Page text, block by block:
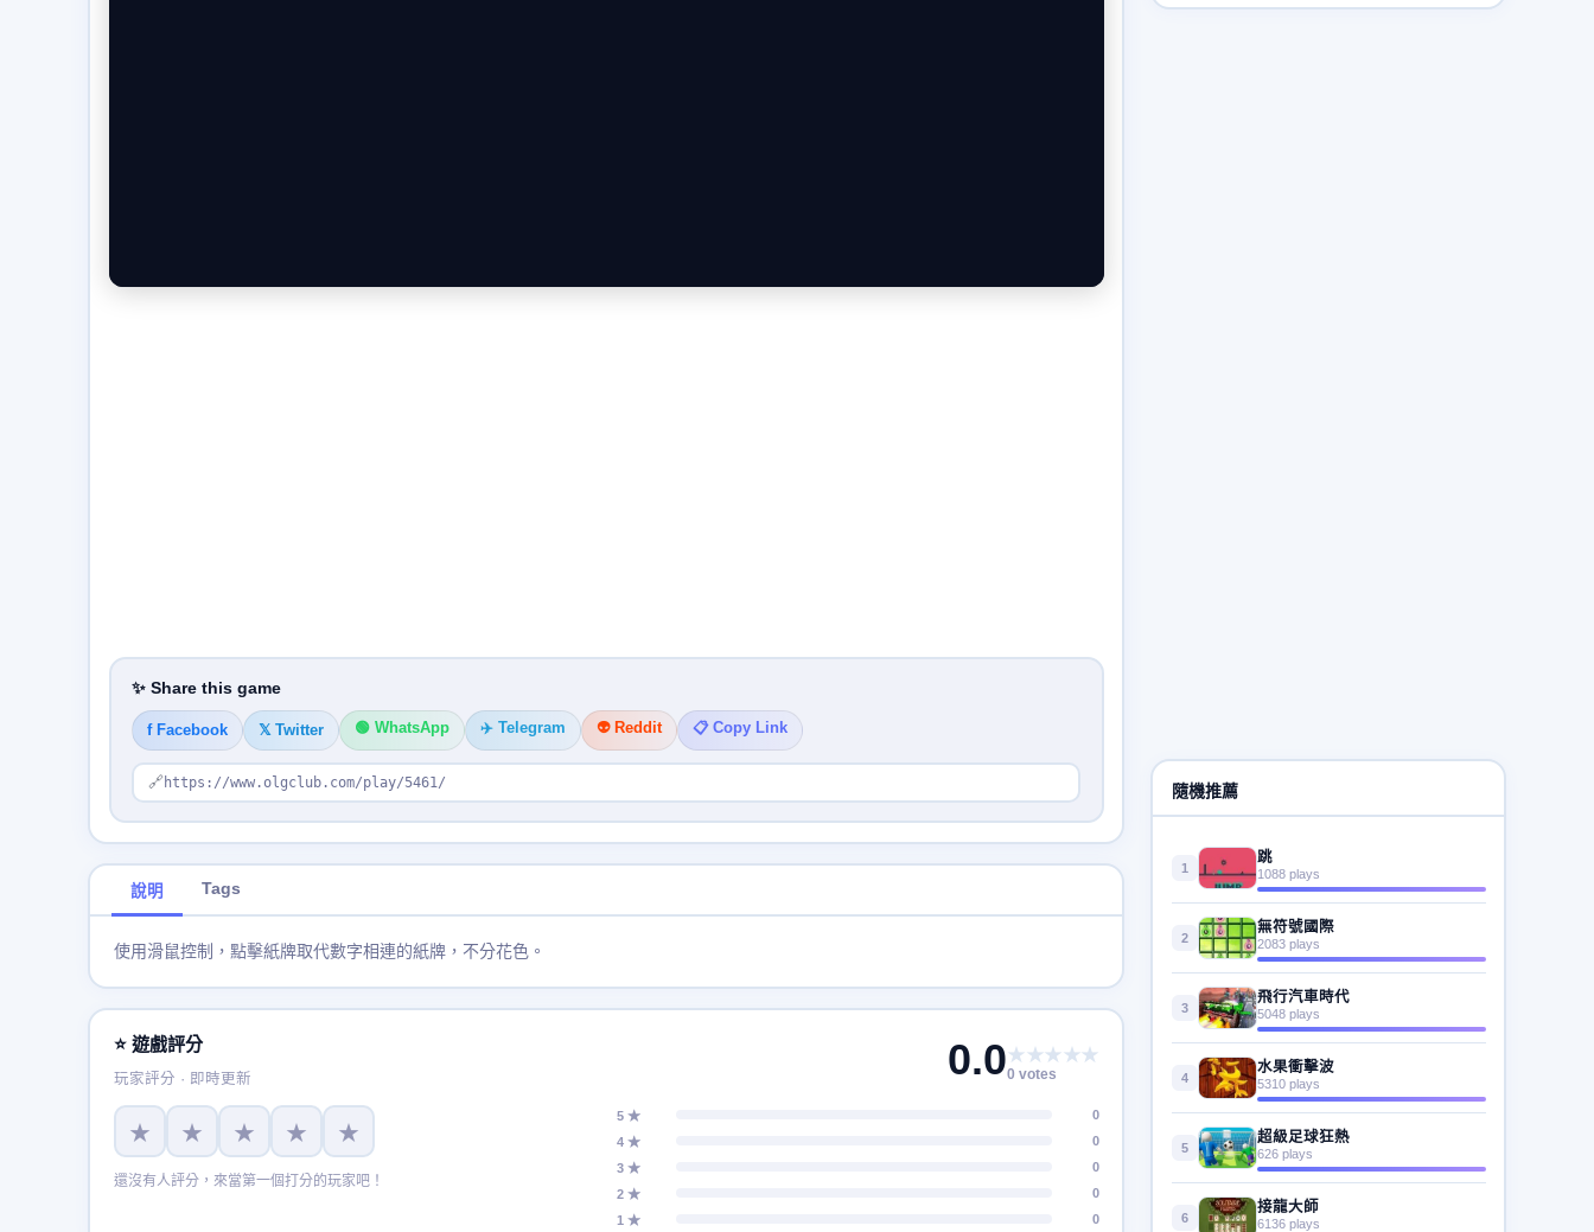
✨ Share this game
f Facebook 𝕏 Twitter 🟢 WhatsApp ✈️ Telegram 👽 Reddit 📋 Copy Link
🔗 https://www.olgclub.com/play/5461/
說明 Tags
使用滑鼠控制，點擊紙牌取代數字相連的紙牌，不分花色。
⭐ 遊戲評分
玩家評分 · 即時更新 0.0★★★★★
0 votes
★ ★ ★ ★ ★
還沒有人評分，來當第一個打分的玩家吧！
5 ★
0
4 ★
0
3 ★
0
2 ★
0
1 ★
0
隨機推薦
1
跳
1088 plays
2
無符號國際
2083 plays
3
飛行汽車時代
5048 plays
4
水果衝擊波
5310 plays
5
超級足球狂熱
626 plays
6
接龍大師
6136 plays